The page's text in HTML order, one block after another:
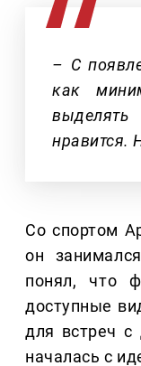
– С
как
нравится.
Со спортом
он
понял, что
доступные
для встреч с
началась с